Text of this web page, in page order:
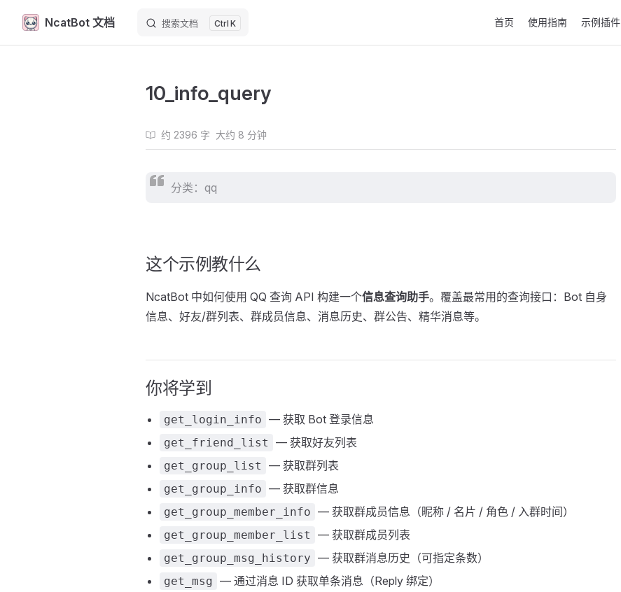
Skip to content
NcatBot 文档 搜索文档 K 首页 使用指南 示例插件
10_info_query
约 2396 字 大约 8 分钟
分类：qq
这个示例教什么
NcatBot 中如何使用 QQ 查询 API 构建一个信息查询助手。覆盖最常用的查询接口：Bot 自身
信息、好友/群列表、群成员信息、消息历史、群公告、精华消息等。
你将学到
get_login_info — 获取 Bot 登录信息
get_friend_list — 获取好友列表
get_group_list — 获取群列表
get_group_info — 获取群信息
get_group_member_info — 获取群成员信息（昵称 / 名片 / 角色 / 入群时间）
get_group_member_list — 获取群成员列表
get_group_msg_history — 获取群消息历史（可指定条数）
get_msg — 通过消息 ID 获取单条消息（Reply 绑定）